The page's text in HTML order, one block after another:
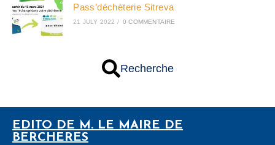
Pass’déchèterie Sitreva
21 JULY 2022 / 0 COMMENTAIRE
Recherche
EDITO DE M. LE MAIRE DE
BERCHERES